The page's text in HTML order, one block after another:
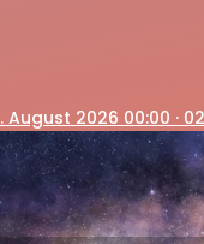
. August 2026 00:00 ·